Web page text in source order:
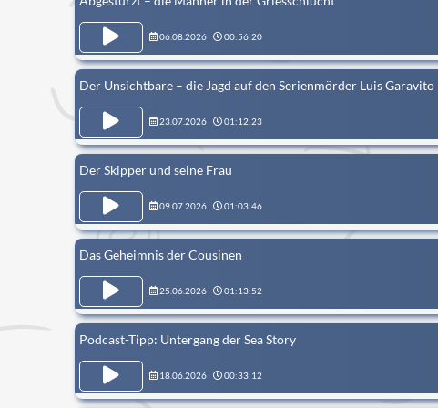
06.08.2026 00:56:20
Der Unsichtbare – die Jagd auf den Serienmörder Luis Garavito
23.07.2026 01:12:23
Der Skipper und seine Frau
09.07.2026 01:03:46
Das Geheimnis der Cousinen
25.06.2026 01:13:52
Podcast-Tipp: Untergang der Sea Story
18.06.2026 00:33:12